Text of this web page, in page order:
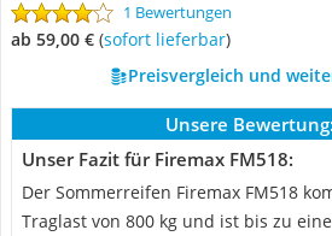
1 Bewertungen
ab 59,00 € ( Sofort lieferbar)
Preisvergleich und
Unsere Bewertung:
Unser Fazit für Firemax FM518:
Der Sommerreifen Firemax FM518
Traglast von 800 kg und ist bis zu